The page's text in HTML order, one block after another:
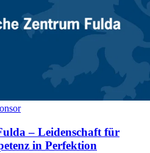
– Leidenschaft für
in Perfektion